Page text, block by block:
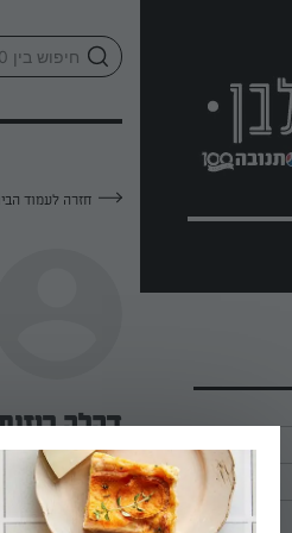
חזרה לעמוד
דקלה
—